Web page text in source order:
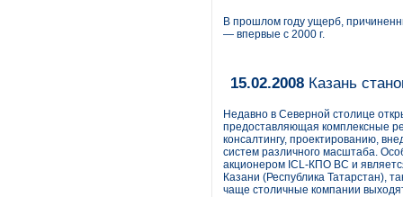
В прошлом году ущерб,
— впервые с 2000 г.
15.02.2008 Казань
Недавно в Северной столице
предоставляющая комплексные
консалтингу, проектированию,
систем различного масштаба.
акционером ICL-КПО ВС и
Казани (Республика Татарстан),
чаще столичные компании